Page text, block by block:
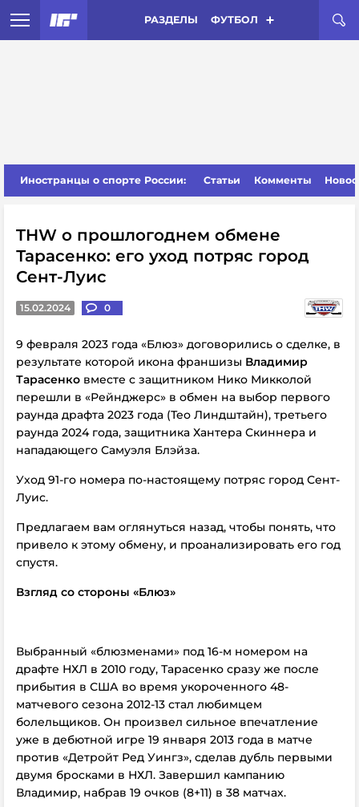
РАЗДЕЛЫ ФУТБОЛ
Иностранцы о спорте России: Статьи Комменты
THW о прошлогоднем обмене
Тарасенко: его уход потряс город
Сент-Луис
15.02.2024 0
9 февраля 2023 года «Блюз» договорились о сделке, в
результате которой икона франшизы Владимир
Тарасенко вместе с защитником Нико Микколой
перешли в «Рейнджерс» в обмен на выбор первого
раунда драфта 2023 года (Тео Линдштайн), третьего
раунда 2024 года, защитника Хантера Скиннера и
нападающего Самуэля Блэйза.
Уход 91-го номера по-настоящему потряс город Сент-
Луис.
Предлагаем вам оглянуться назад, чтобы понять, что
привело к этому обмену, и проанализировать его год
спустя.
Взгляд со стороны «Блюз»
Выбранный «блюзменами» под 16-м номером на
драфте НХЛ в 2010 году, Тарасенко сразу же после
прибытия в США во время укороченного 48-
матчевого сезона 2012-13 стал любимцем
болельщиков. Он произвел сильное впечатление
уже в дебютной игре 19 января 2013 года в матче
против «Детройт Ред Уингз», сделав дубль первыми
двумя бросками в НХЛ. Завершил кампанию
Владимир, набрав 19 очков (8+11) в 38 матчах.